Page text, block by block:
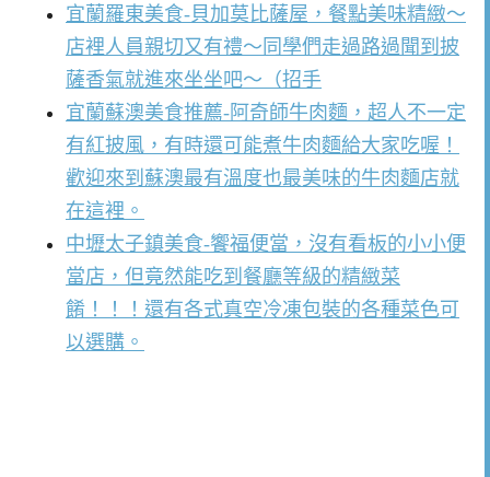
宜蘭羅東美食-貝加莫比薩屋，餐點美味精緻～
店裡人員親切又有禮～同學們走過路過聞到披
薩香氣就進來坐坐吧～（招手
宜蘭蘇澳美食推薦-阿奇師牛肉麵，超人不一定
有紅披風，有時還可能煮牛肉麵給大家吃喔！
歡迎來到蘇澳最有溫度也最美味的牛肉麵店就
在這裡。
中壢太子鎮美食-饗福便當，沒有看板的小小便
當店，但竟然能吃到餐廳等級的精緻菜
餚！！！還有各式真空冷凍包裝的各種菜色可
以選購。